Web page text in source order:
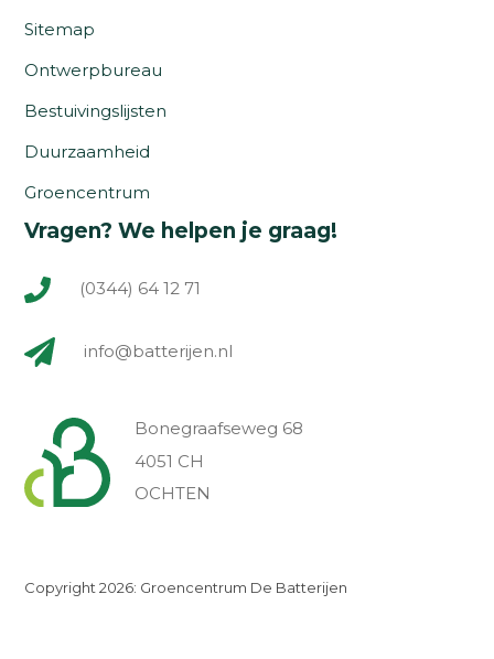
Sitemap
Ontwerpbureau
Bestuivingslijsten
Duurzaamheid
Groencentrum
Vragen? We helpen je graag!
(0344) 64 12 71
info@batterijen.nl
Bonegraafseweg 68
4051 CH
OCHTEN
Copyright 2026: Groencentrum De Batterijen